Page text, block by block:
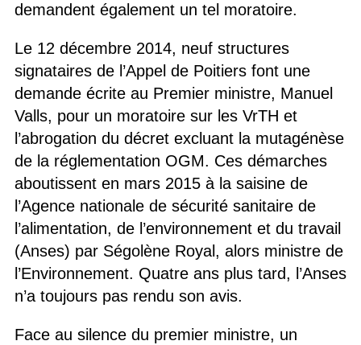
demandent également un tel moratoire.
Le 12 décembre 2014, neuf structures
signataires de l’Appel de Poitiers font une
demande écrite au Premier ministre, Manuel
Valls, pour un moratoire sur les VrTH et
l’abrogation du décret excluant la mutagénèse
de la réglementation OGM. Ces démarches
aboutissent en mars 2015 à la saisine de
l’Agence nationale de sécurité sanitaire de
l’alimentation, de l’environnement et du travail
(Anses) par Ségolène Royal, alors ministre de
l’Environnement. Quatre ans plus tard, l’Anses
n’a toujours pas rendu son avis.
Face au silence du premier ministre, un